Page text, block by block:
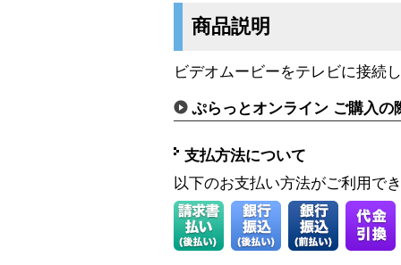
商品説明
ビデオムービーをテレビに接続
ぷらっとオンライン ご購入の
支払方法について
以下のお支払い方法がご利用で